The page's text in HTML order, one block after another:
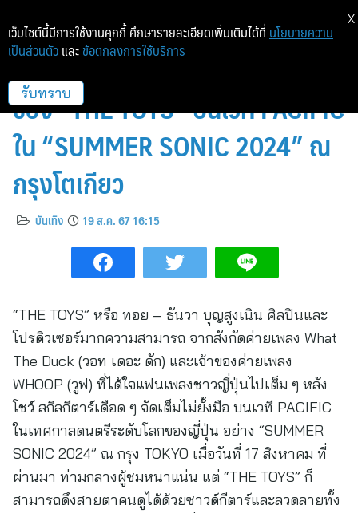
สะกดสายตากับโชว์เดือด ๆ ไม่ยั้งมือ
ของ “THE TOYS” บนเวที PACIFIC
ใน “SUMMER SONIC 2024” ณ
กรุงโตเกียว
บันเทิง 19 ส.ค. 67 16:15
“THE TOYS” หรือ ทอย – ธันวา บุญสูงเนิน ศิลปินและ
โปรดิวเซอร์มากความสามารถ จากสังกัดค่ายเพลง What
The Duck (วอท เดอะ ดัก) และเจ้าของค่ายเพลง
WHOOP (วูฟ) ที่ได้ใจแฟนเพลงชาวญี่ปุ่นไปเต็ม ๆ หลัง
โชว์ สกิลกีตาร์เดือด ๆ จัดเต็มไม่ยั้งมือ บนเวที PACIFIC
ในเทศกาลดนตรีระดับโลกของญี่ปุ่น อย่าง “SUMMER
SONIC 2024” ณ กรุง TOKYO เมื่อวันที่ 17 สิงหาคม ที่
ผ่านมา ท่ามกลางผู้ชมหนาแน่น แต่ “THE TOYS” ก็
สามารถดึงสายตาคนดูได้ด้วยซาวด์กีตาร์และลวดลายทั้ง
เว็บไซต์นี้มีการใช้งานคุกกี้ ศึกษารายละเอียดเพิ่มเติมได้ที่ นโยบายความ
เป็นส่วนตัว และ ข้อตกลงการใช้บริการ
รับทราบ
X